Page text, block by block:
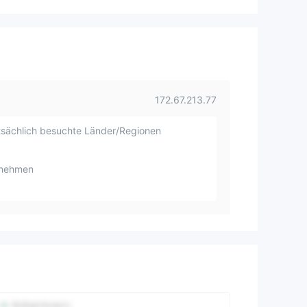
172.67.213.77
besuchte Länder/Regionen